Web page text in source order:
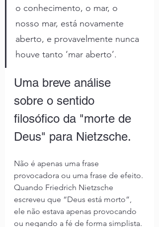
o conhecimento, o mar, o
nosso mar, está novamente
aberto, e provavelmente nunca
houve tanto ‘mar aberto’.
Uma breve análise
sobre o sentido
filosófico da "morte de
Deus" para Nietzsche.
Não é apenas uma frase
provocadora ou uma frase de efeito.
Quando Friedrich Nietzsche
escreveu que “Deus está morto”,
ele não estava apenas provocando
ou negando a fé de forma simplista.